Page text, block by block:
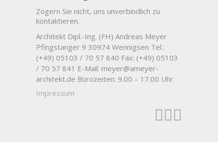
Zögern Sie nicht, uns unverbindlich zu
kontaktieren.
Architekt Dipl.-Ing. (FH) Andreas Meyer
Pfingstanger 9 30974 Wennigsen Tel.:
(+49) 05103 / 70 57 840 Fax: (+49) 05103
/ 70 57 841 E-Mail: meyer@ameyer-
architekt.de Bürozeiten: 9.00 – 17.00 Uhr
Impressum